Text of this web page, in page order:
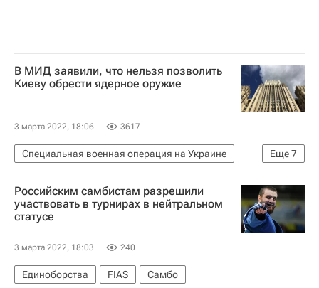
В МИД заявили, что нельзя позволить
Киеву обрести ядерное оружие
3 марта 2022, 18:06 3617
Еще7
Специальная военная операция на Украине
В мире
Россия
Министерство иностранных дел Российской Федерации (МИД РФ)
Мария Захарова
Ядерное оружие
Ситуация в ДНР и ЛНР
Российским самбистам разрешили
участвовать в турнирах в нейтральном
статусе
3 марта 2022, 18:03 240
Единоборства FIAS Самбо